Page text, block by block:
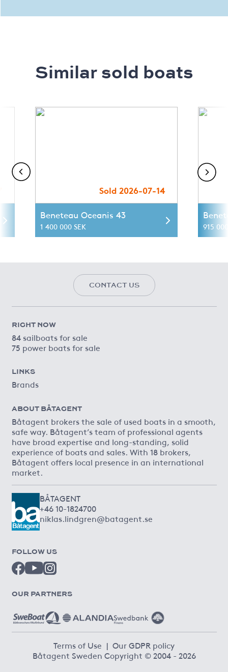
Similar sold boats
Sold 2026-07-14
Beneteau Oceanis 43
1 400 000 SEK 915
CONTACT US
RIGHT NOW
84 sailboats for sale
75 power boats for sale
LINKS
Brands
ABOUT BÅTAGENT
Båtagent brokers the sale of used boats in a smooth,
safe way. Båtagent’s team of professional agents
have broad expertise and long-standing, solid
experience of boats and sales. With 18 brokers,
Båtagent offers local presence in an international
market.
BÅTAGENT
+46 10-1824700
niklas.lindgren@batagent.se
FOLLOW US
OUR PARTNERS
Terms of Use | Our GDPR policy
Båtagent Sweden Copyright © 2004 - 2026